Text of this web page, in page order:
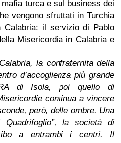
turca e sul business dei
vengono sfruttati in Turchia
il servizio di Pablo
Misericordia in Calabria e
la confraternita della
d’accoglienza più grande
di Isola, poi quello di
continua a vincere
però, delle ombre. Una
la società di
a entrambi i centri. Il